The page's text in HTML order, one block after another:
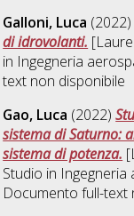
Galloni, Luca
di idrovolanti.
in Ingegneria
text non disponibile
Gao, Luca (2022)
sistema di Saturno:
sistema di potenza.
Studio in Ingegneria
Documento full-text